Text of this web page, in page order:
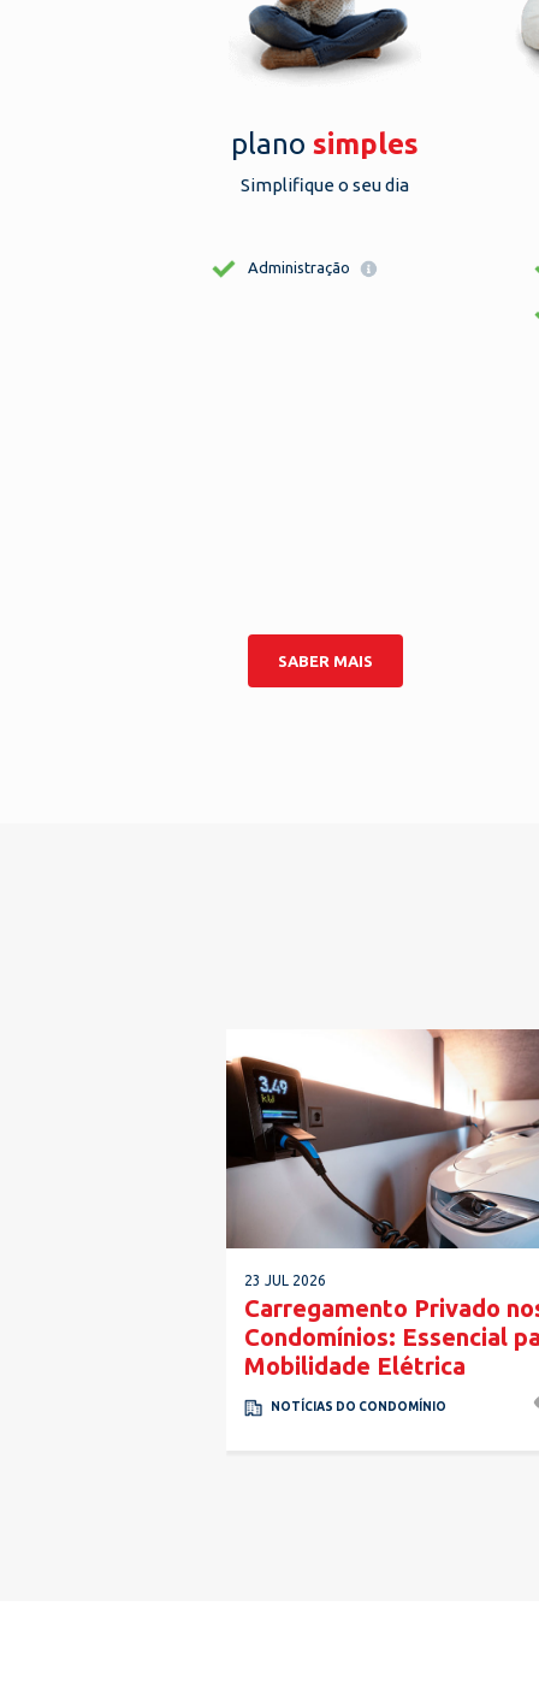
plano simples
Simplifique o seu dia
Administração
SABER MAIS
23 JUL 2026
Carregamento Privado
Condomínios: Essencial
Mobilidade Elétrica
NOTÍCIAS DO CONDOMÍNIO